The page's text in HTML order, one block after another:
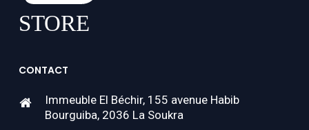
CONTACT
Immeuble El Béchir, 155 avenue Habib
Bourguiba, 2036 La Soukra